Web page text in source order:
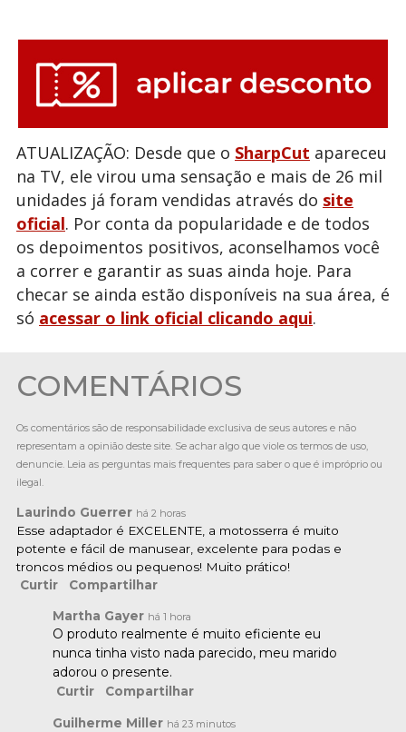
ATUALIZAÇÃO: Desde que o SharpCut apareceu
na TV, ele virou uma sensação e mais de 26 mil
unidades já foram vendidas através do site
oficial. Por conta da popularidade e de todos
os depoimentos positivos, aconselhamos você
a correr e garantir as suas ainda hoje. Para
checar se ainda estão disponíveis na sua área, é
só acessar o link oficial clicando aqui.
COMENTÁRIOS
Os comentários são de responsabilidade exclusiva de seus autores e não
representam a opinião deste site. Se achar algo que viole os termos de uso,
denuncie. Leia as perguntas mais frequentes para saber o que é impróprio ou
ilegal.
Laurindo Guerrer há 2 horas
Esse adaptador é EXCELENTE, a motosserra é muito
potente e fácil de manusear, excelente para podas e
troncos médios ou pequenos! Muito prático!
Curtir
Compartilhar
Martha Gayer há 1 hora
O produto realmente é muito eficiente eu
nunca tinha visto nada parecido, meu marido
adorou o presente.
Curtir Compartilhar
Guilherme Miller há 23 minutos